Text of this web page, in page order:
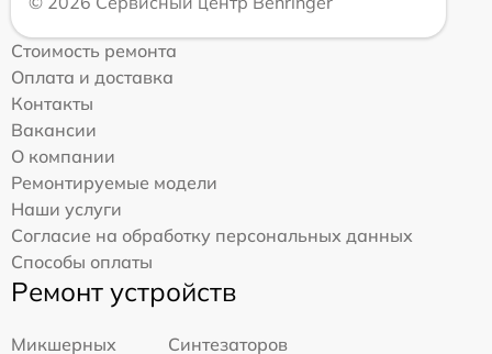
Стоимость ремонта
Оплата и доставка
Контакты
Вакансии
О компании
Ремонтируемые модели
Наши услуги
Согласие на обработку персональных данных
Способы оплаты
Ремонт устройств
Микшерных
Синтезаторов